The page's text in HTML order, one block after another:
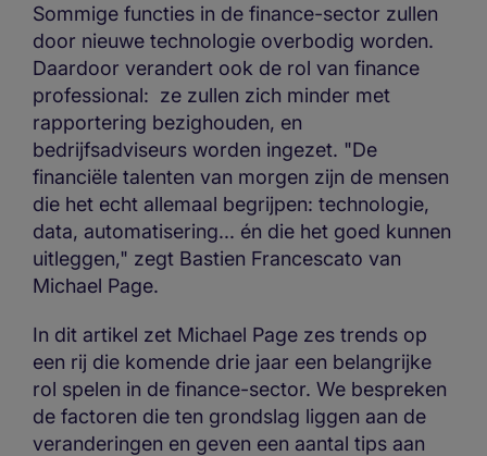
Sommige functies in de finance-sector zullen
door nieuwe technologie overbodig worden.
Daardoor verandert ook de rol van finance
professional: ze zullen zich minder met
rapportering bezighouden, en
bedrijfsadviseurs worden ingezet. "De
financiële talenten van morgen zijn de mensen
die het echt allemaal begrijpen: technologie,
data, automatisering... én die het goed kunnen
uitleggen," zegt Bastien Francescato van
Michael Page.
In dit artikel zet Michael Page zes trends op
een rij die komende drie jaar een belangrijke
rol spelen in de finance-sector. We bespreken
de factoren die ten grondslag liggen aan de
veranderingen en geven een aantal tips aan